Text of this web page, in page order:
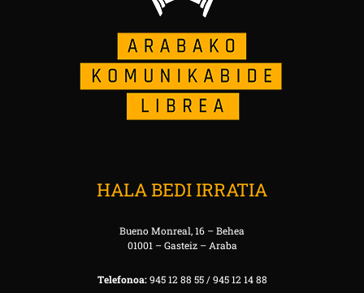
HALA BEDI IRRATIA
Bueno Monreal, 16 – Behea
01001 – Gasteiz – Araba
Telefonoa:945 12 88 55 / 945 12 14 88